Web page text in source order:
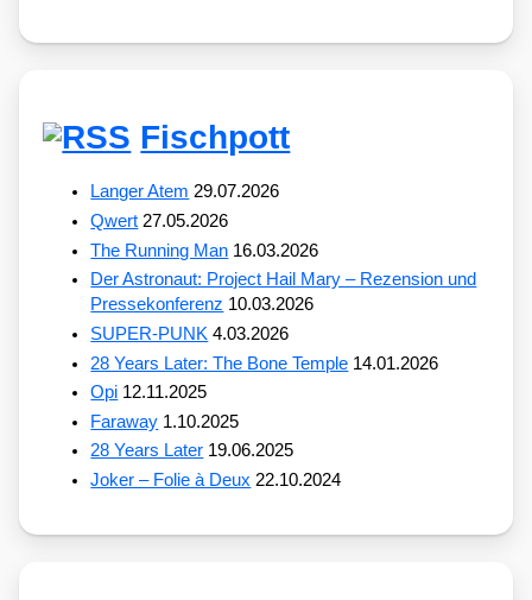
Fischpott
Langer Atem 29.07.2026
Qwert 27.05.2026
The Running Man 16.03.2026
Der Astronaut: Project Hail Mary – Rezension und
Pressekonferenz 10.03.2026
SUPER-PUNK 4.03.2026
28 Years Later: The Bone Temple 14.01.2026
Opi 12.11.2025
Faraway 1.10.2025
28 Years Later 19.06.2025
Joker – Folie à Deux 22.10.2024